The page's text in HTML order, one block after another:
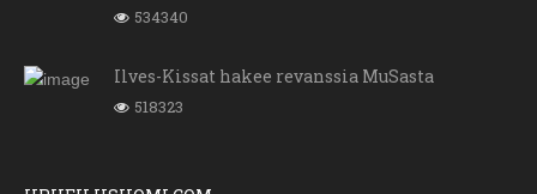
534340
Ilves-Kissat hakee revanssia MuSasta
518323